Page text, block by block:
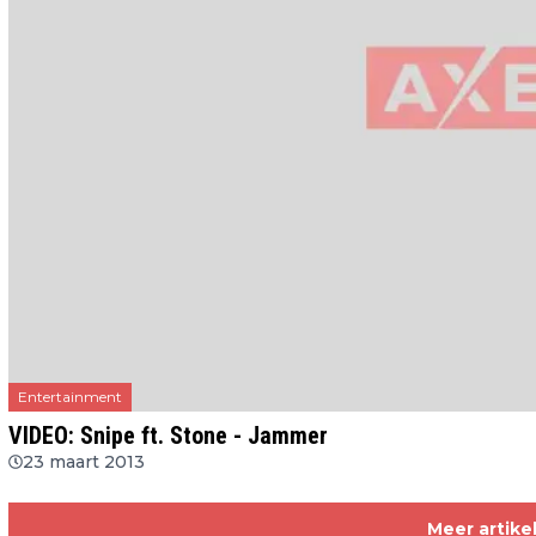
Entertainment
VIDEO: Snipe ft. Stone - Jammer
23 maart 2013
Meer